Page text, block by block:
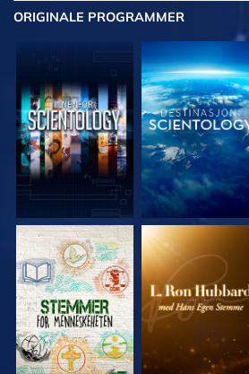
ORIGINALE PROGRAMMER
UTFORSK SERIEN UTFORSK SERIEN